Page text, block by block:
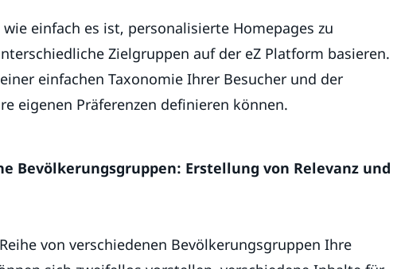
einfach es ist, personalisierte Homepages zu
Zielgruppen auf der eZ Platform basieren.
einfachen Taxonomie Ihrer Besucher und der
eigenen Präferenzen definieren können.
Bevölkerungsgruppen: Erstellung von Relevanz und
von verschiedenen Bevölkerungsgruppen Ihre